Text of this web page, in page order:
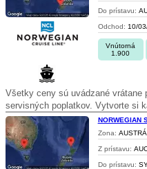
Do prístavu:
Odchod: 10/
Vnútorná
1.900
Všetky ceny sú uvádzané
servisných poplatkov. Vytvorte si
NORWEGIAN
Zona:
Z prístavu:
Do prístavu: